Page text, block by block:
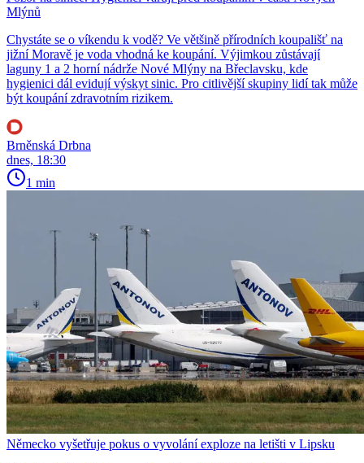
Mlýnů
Chystáte se o víkendu k vodě? Ve většině přírodních koupališť na
jižní Moravě je voda vhodná ke koupání. Výjimkou zůstávají
laguny 1 a 2 horní nádrže Nové Mlýny na Břeclavsku, kde
hygienici dál evidují výskyt sinic. Pro citlivější skupiny lidí tak může
být koupání zdravotním rizikem.
Brněnská Drbna
dnes, 18:30
1 min
Německo vyšetřuje pokus o vyvolání exploze na letišti v Lipsku